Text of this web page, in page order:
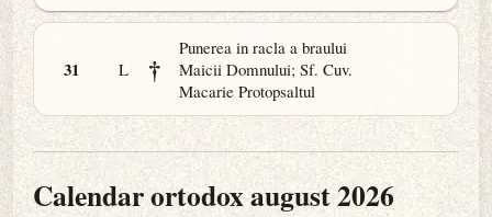
31 L †
Punerea in racla a braului
Maicii Domnului; Sf. Cuv.
Macarie Protopsaltul
Calendar ortodox august 2026